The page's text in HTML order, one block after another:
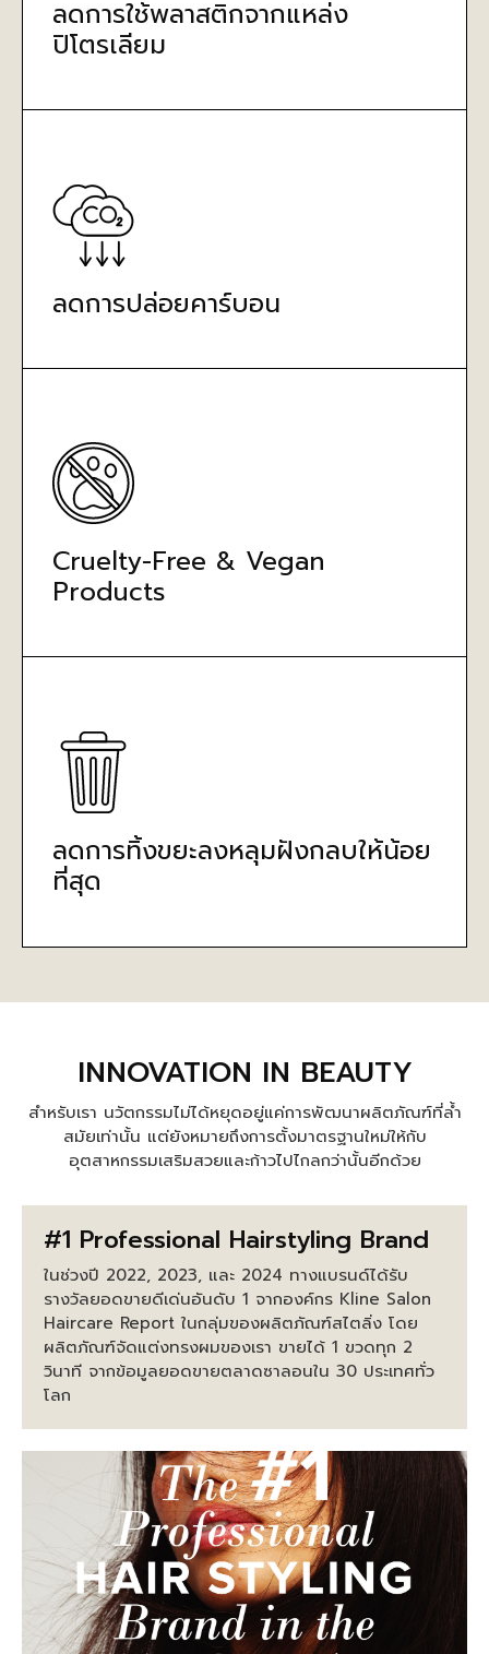
ลดการใช้พลาสติกจากแหล่ง
ปิโตรเลียม
ลดการปล่อยคาร์บอน
Cruelty-Free & Vegan
Products
ลดการทิ้งขยะลงหลุมฝังกลบให้น้อย
ที่สุด
INNOVATION IN BEAUTY
สำหรับเรา นวัตกรรมไม่ได้หยุดอยู่แค่การพัฒนาผลิตภัณฑ์ที่ล้ำ
สมัยเท่านั้น แต่ยังหมายถึงการตั้งมาตรฐานใหม่ให้กับ
อุตสาหกรรมเสริมสวยและก้าวไปไกลกว่านั้นอีกด้วย
#1 Professional Hairstyling Brand
ในช่วงปี 2022, 2023, และ 2024 ทางแบรนด์ได้รับ
รางวัลยอดขายดีเด่นอันดับ 1 จากองค์กร Kline Salon
Haircare Report ในกลุ่มของผลิตภัณฑ์สไตลิ่ง โดย
ผลิตภัณฑ์จัดแต่งทรงผมของเรา ขายได้ 1 ขวดทุก 2
วินาที จากข้อมูลยอดขายตลาดซาลอนใน 30 ประเทศทั่ว
โลก